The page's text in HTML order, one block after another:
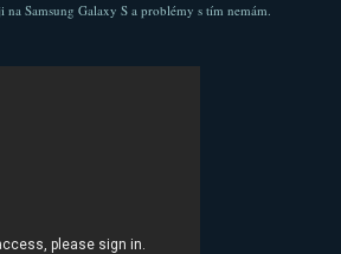
Samsung Galaxy S a problémy s tím nemám.